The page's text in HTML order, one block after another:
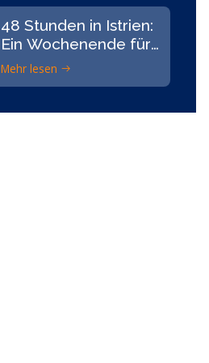
48 Stunden in Istrien:
Ein Wochenende für
alle Sinne
Mehr lesen